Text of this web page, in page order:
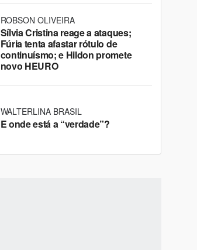
ROBSON OLIVEIRA
Sílvia Cristina reage a ataques;
Fúria tenta afastar rótulo de
continuísmo; e Hildon promete
novo HEURO
WALTERLINA BRASIL
E onde está a “verdade”?